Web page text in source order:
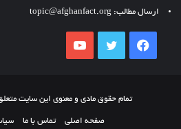
ارسال مطالب: topic@afghanfact.org
Facebook
Twitter
YouTube
تمام حقوق مادی و معنوی این سایت
صفحه اصلی تماس با ما